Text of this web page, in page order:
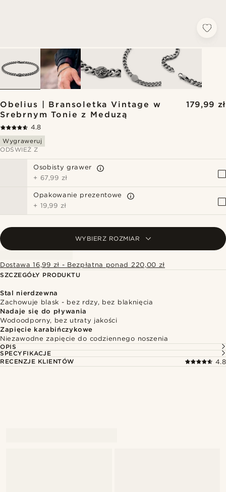
Obelius | Bransoletka Vintage w
Srebrnym Tonie z Meduzą
179,99 zł
4.8
Wygraweruj
ODŚWIEŻ Z
Osobisty grawer
+ 67,99 zł
Opakowanie prezentowe
+ 19,99 zł
WYBIERZ ROZMIAR
Dostawa 16,99 zł - Bezpłatna ponad 220,00 zł
SZCZEGÓŁY PRODUKTU
Stal nierdzewna
Zachowuje blask - bez rdzy, bez blaknięcia
Nadaje się do pływania
Wodoodporny, bez utraty jakości
Zapięcie karabińczykowe
Niezawodne zapięcie do codziennego noszenia
OPIS
SPECYFIKACJE
RECENZJE KLIENTÓW
4.8